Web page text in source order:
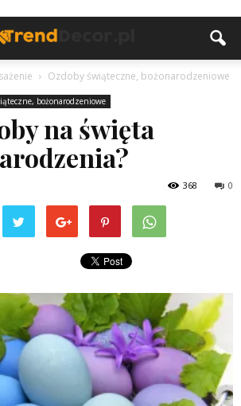
Ozdoby świąteczne, bożonarodzeniowe
bożonarodzeniowe
na święta
0
368